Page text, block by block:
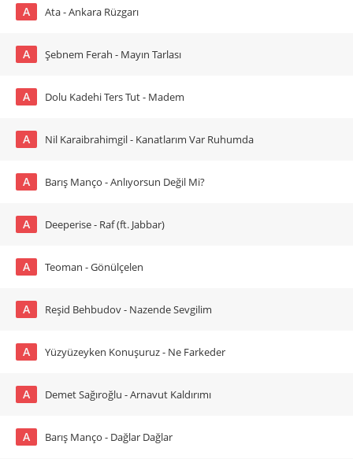
A Ata - Ankara Rüzgarı
A Şebnem Ferah - Mayın Tarlası
A Dolu Kadehi Ters Tut - Madem
A Nil Karaibrahimgil - Kanatlarım Var Ruhumda
A Barış Manço - Anlıyorsun Değil Mi?
A Deeperise - Raf (ft. Jabbar)
A Teoman - Gönülçelen
A Reşid Behbudov - Nazende Sevgilim
A Yüzyüzeyken Konuşuruz - Ne Farkeder
A Demet Sağıroğlu - Arnavut Kaldırımı
A Barış Manço - Dağlar Dağlar